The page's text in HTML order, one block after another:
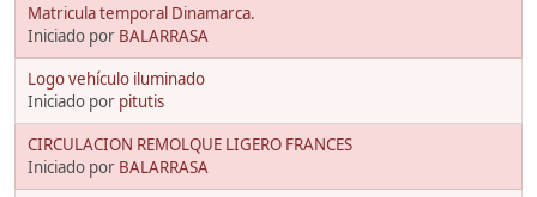
Matricula temporal Dinamarca.
Iniciado por BALARRASA
Logo vehículo iluminado
Iniciado por pitutis
CIRCULACION REMOLQUE LIGERO FRANCES
Iniciado por BALARRASA